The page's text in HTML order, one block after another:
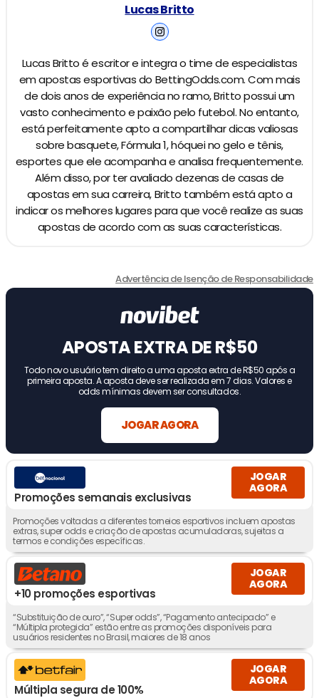
Lucas Britto
Lucas Britto é escritor e integra o time de especialistas
em apostas esportivas do BettingOdds.com. Com mais
de dois anos de experiência no ramo, Britto possui um
vasto conhecimento e paixão pelo futebol. No entanto,
está perfeitamente apto a compartilhar dicas valiosas
sobre basquete, Fórmula 1, hóquei no gelo e tênis,
esportes que ele acompanha e analisa frequentemente.
Além disso, por ter avaliado dezenas de casas de
apostas em sua carreira, Britto também está apto a
indicar os melhores lugares para que você realize as suas
apostas de acordo com as suas características.
Advertência de Isenção de Responsabilidade
APOSTA EXTRA DE R$50
Todo novo usuário tem direito a uma aposta extra de R$50 após a
primeira aposta. A aposta deve ser realizada em 7 dias. Valores e
odds mínimas devem ser consultados.
JOGAR AGORA
Promoções semanais exclusivas
JOGAR
AGORA
Promoções voltadas a diferentes torneios esportivos incluem apostas
extras, super odds e criação de apostas acumuladoras, sujeitas a
termos e condições específicas.
+10 promoções esportivas
JOGAR
AGORA
“Substituição de ouro”, “Super odds”, “Pagamento antecipado” e
“Múltipla protegida” estão entre as promoções disponíveis para
usuários residentes no Brasil, maiores de 18 anos
Múltipla segura de 100%
JOGAR
AGORA